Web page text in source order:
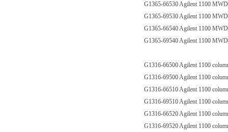
G1365-66530 Agilent 1100
G1365-69530 Agilent 1100
G1365-66540 Agilent 1100
G1365-69540 Agilent 1100
G1316-66500 Agilent 1100
G1316-69500 Agilent 1100
G1316-66510 Agilent 1100
G1316-69510 Agilent 1100
G1316-66520 Agilent 1100
G1316-69520 Agilent 1100